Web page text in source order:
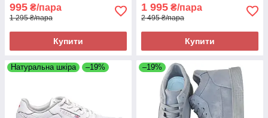
995 ₴/пара
1 295 ₴/пара
Купити
1 995 ₴/пара
2 495 ₴/пара
Купити
Натуральна шкіра –19% –19%